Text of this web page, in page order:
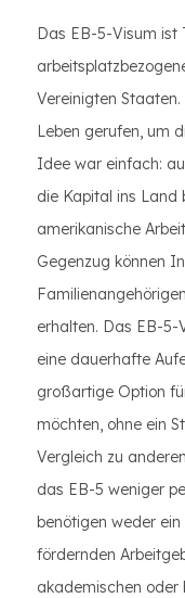
Das EB-5-Visum ist
Vereinigten
Leben gerufen, um
Idee war einfach:
die Kapital ins Land
amerikanische
Gegenzug können
erhalten. Das EB-
eine dauerhafte
großartige Option
möchten, ohne ein
Vergleich zu
das EB-5 weniger
benötigen weder
fördernden
akademischen oder